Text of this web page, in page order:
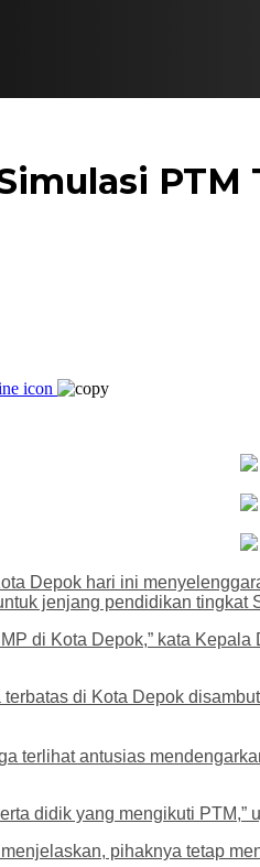
PTM
Depok hari ini
jenjang pendidikan tingkat
di Kota Depok,” kata
di Kota Depok
terlihat antusias
didik yang mengikuti PTM,”
pihaknya tetap